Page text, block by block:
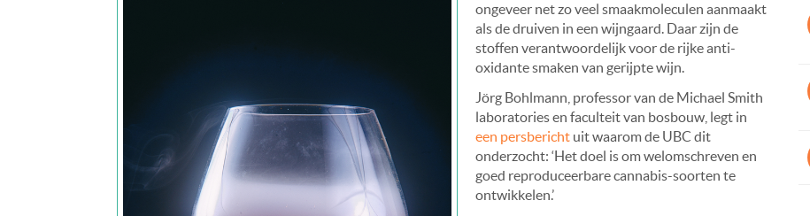
ongeveer net zo veel smaakmoleculen aanmaakt
als de druiven in een wijngaard. Daar zijn de
stoffen verantwoordelijk voor de rijke anti-
oxidante smaken van gerijpte wijn.
Jörg Bohlmann, professor van de Michael Smith
laboratories en faculteit van bosbouw, legt in
een persbericht uit waarom de UBC dit
onderzocht: ‘Het doel is om welomschreven en
goed reproduceerbare cannabis-soorten te
ontwikkelen.’